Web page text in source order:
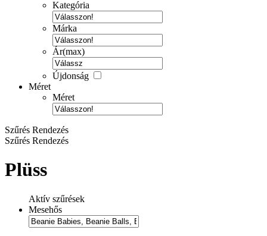
Kategória
Márka
Ár(max)
Újdonság
Méret
Méret
Szűrés Rendezés
Szűrés Rendezés
Plüss
Aktív szűrések
Mesehős